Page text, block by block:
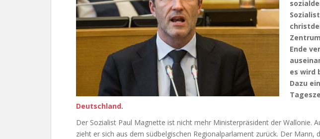
Ende
es wird
Dazu
Deutschland.
Der Sozialist Paul Magnette ist nicht mehr Ministerpräsident der Wallonie.
zieht er sich aus dem südbelgischen Regionalparlament zurück. Der Mann,